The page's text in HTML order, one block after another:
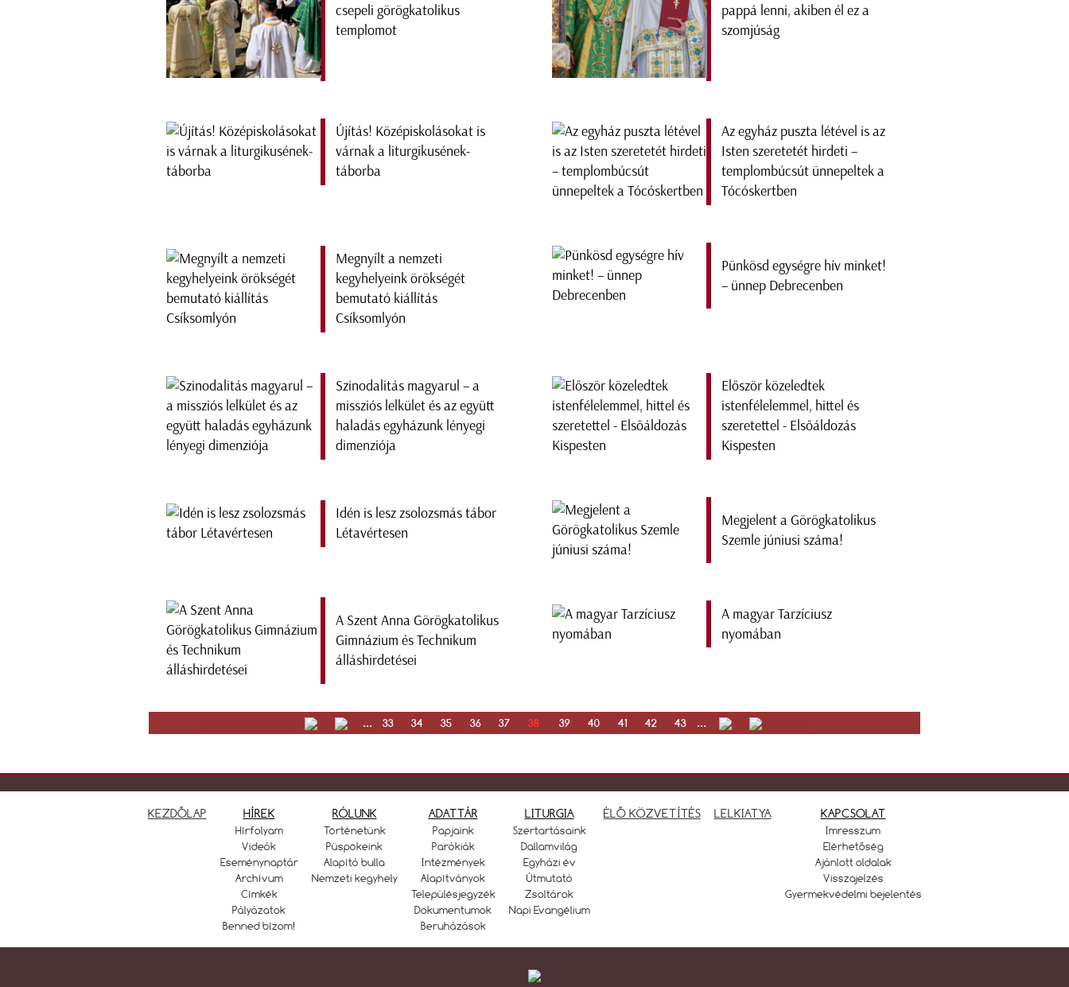
csepeli görögkatolikus
templomot
pappá lenni, akiben él ez a
szomjúság
Újítás! Középiskolásokat is
várnak a liturgikusének-
táborba
Az egyház puszta létével is az
Isten szeretetét hirdeti –
templombúcsút ünnepeltek a
Tócóskertben
Megnyílt a nemzeti
kegyhelyeink örökségét
bemutató kiállítás
Csíksomlyón
Pünkösd egységre hív minket!
– ünnep Debrecenben
Szinodalitás magyarul – a
missziós lelkület és az együtt
haladás egyházunk lényegi
dimenziója
Először közeledtek
istenfélelemmel, hittel és
szeretettel - Elsőáldozás
Kispesten
Idén is lesz zsolozsmás tábor
Létavértesen
Megjelent a Görögkatolikus
Szemle júniusi száma!
A Szent Anna Görögkatolikus
Gimnázium és Technikum
álláshirdetései
A magyar Tarzíciusz
nyomában
... 33 34 35 36 37 38 39 40 41 42 43 ...
KEZDŐLAP HÍREK
Hírfolyam
Videók
Eseménynaptár
Archívum
Címkék
Pályázatok
Benned bízom!
RÓLUNK
Történetünk
Püspökeink
Alapító bulla
Nemzeti kegyhely
ADATTÁR
Papjaink
Parókiák
Intézmények
Alapítványok
Településjegyzék
Dokumentumok
Beruházások
LITURGIA
Szertartásaink
Dallamvilág
Egyházi év
Útmutató
Zsoltárok
Napi Evangélium
ÉLŐ KÖZVETÍTÉS LELKIATYA KAPCSOLAT
Imresszum
Elérhetőség
Ajánlott oldalak
Visszajelzés
Gyermekvédelmi bejelentés